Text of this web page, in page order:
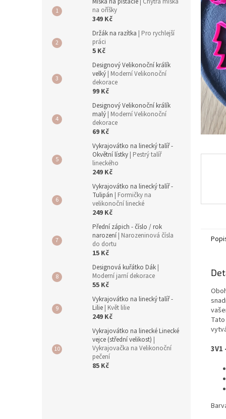
na oříšky
349 Kč
Držák na razítka | Pro rychlejší
práci
5 Kč
Designový Velikonoční králík
velký | Moderní Velikonoční
dekorace
99 Kč
Designový Velikonoční králík
malý | Moderní Velikonoční
dekorace
69 Kč
Vykrajovátko na linecký talíř -
Okvětní lístky | Pestrý talíř
lineckého
249 Kč
Vykrajovátko na linecký talíř -
Tulipán | Formičky na
velikonoční linecké
249 Kč
Přední zápich - číslo / rok
narození | Narozeninová čísla
do dortu
15 Kč
Designová kuřátko Dák |
Moderní jarní dekorace
55 Kč
Vykrajovátko na linecký talíř -
Lilie | Květ lilie
249 Kč
Vykrajovátko na linecké Linecké
vejce (střední velikost) |
Vykrajovačka na Velikonoční
pečení
85 Kč